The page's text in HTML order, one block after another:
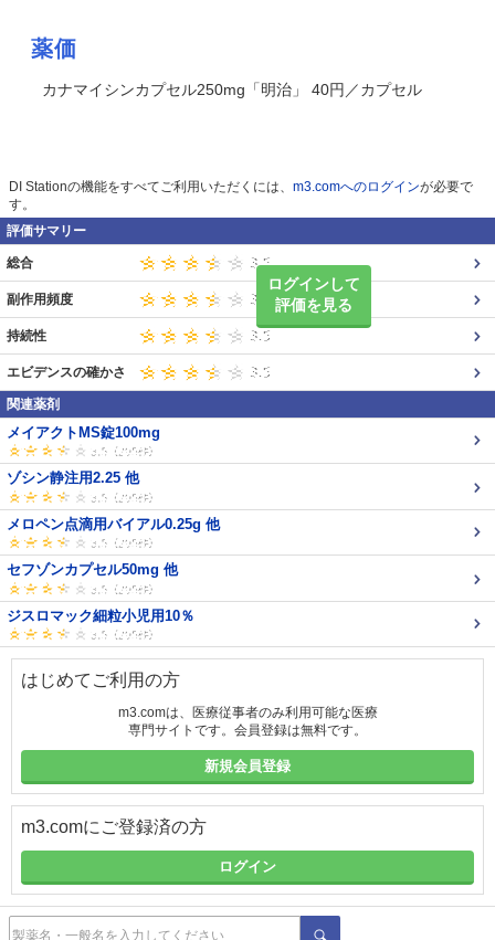
薬価
カナマイシンカプセル250mg「明治」 40円／カプセル
DI Stationの機能をすべてご利用いただくには、 m3.comへのログインが必要で
す。
評価サマリー
ログインして
評価を見る
総合
副作用頻度
持続性
エビデンスの確かさ
関連薬剤
メイアクトMS錠100mg
ゾシン静注用2.25 他
メロペン点滴用バイアル0.25g 他
セフゾンカプセル50mg 他
ジスロマック細粒小児用10％
はじめてご利用の方
m3.comは、医療従事者のみ利用可能な医療
専門サイトです。会員登録は無料です。
新規会員登録
m3.comにご登録済の方
ログイン